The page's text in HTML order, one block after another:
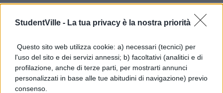
StudentVille - La tua privacy è la nostra priorità
Questo sito web utilizza cookie: a) necessari (tecnici) per
l'uso del sito e dei servizi annessi; b) facoltativi (analitici e di
profilazione, anche di terze parti, per mostrarti annunci
personalizzati in base alle tue abitudini di navigazione) previo
consenso.
lavoratore ovunque e capace di
condividere con altri colleghi tempo e
pienamente in una società liquida ed in
una economia che ha visto diminuire la vita
media di un'azienda da 60 a 18 anni.